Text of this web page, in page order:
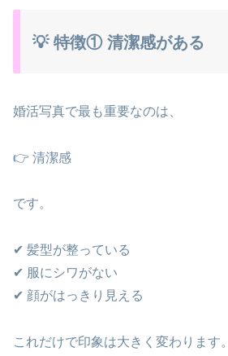
💡 特徴① 清潔感がある
婚活写真で最も重要なのは、
👉 清潔感
です。
✔ 髪型が整っている
✔ 服にシワがない
✔ 顔がはっきり見える
これだけで印象は大きく変わります。